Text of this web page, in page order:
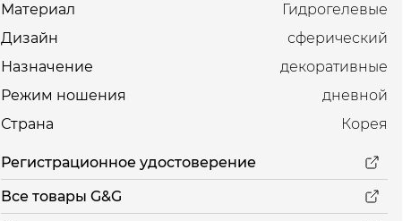
Материал
Гидрогелевые
Дизайн
сферический
Назначение
декоративные
Режим ношения
дневной
Страна
Корея
Регистрационное удостоверение
Все товары G&G